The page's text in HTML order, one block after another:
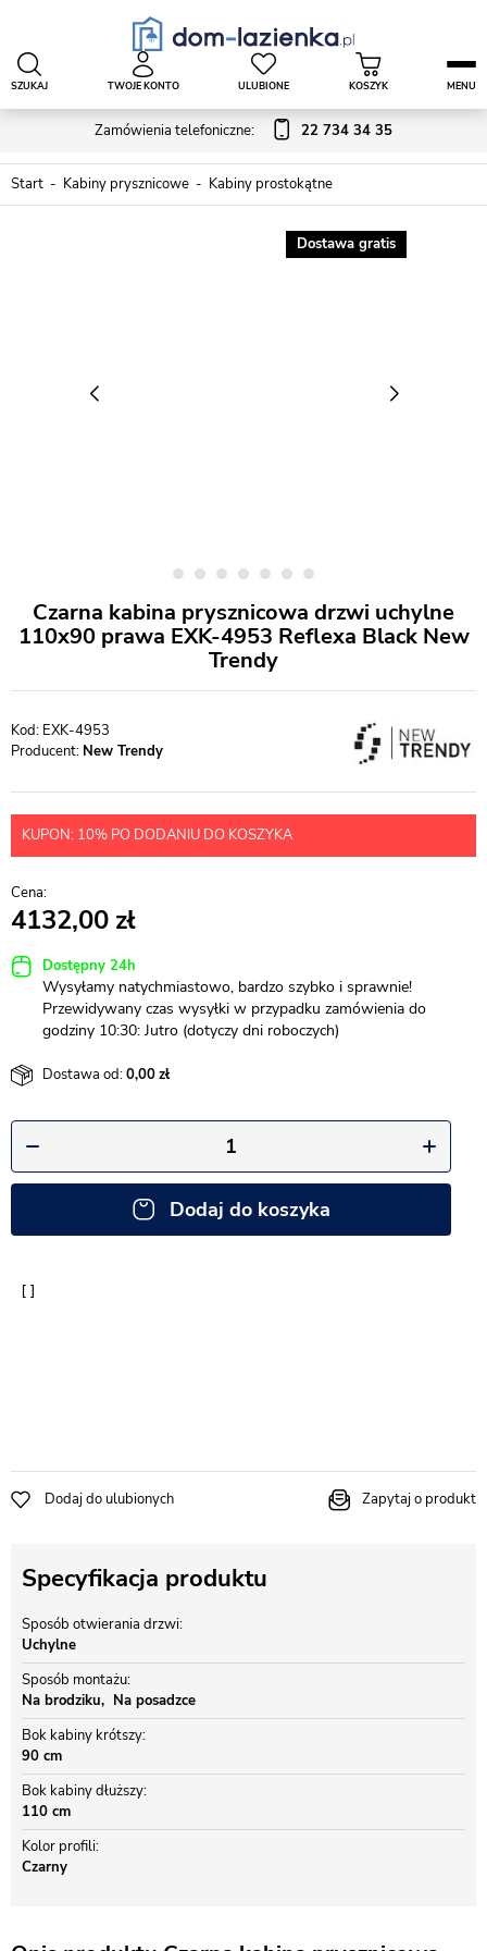
Zamówienia telefoniczne: 22 734 34 35
SZUKAJ TWOJE KONTO ULUBIONE KOSZYK MENU
Start Kabiny prysznicowe Kabiny prostokątne
Dostawa gratis
Czarna kabina prysznicowa drzwi uchylne
110x90 prawa EXK-4953 Reflexa Black New
Trendy
EXK-4953
Producent: New Trendy
KUPON: 10% PO DODANIU DO KOSZYKA
4132,00
Dostępny 24h
Wysyłamy natychmiastowo, bardzo szybko i sprawnie!
Przewidywany czas wysyłki w przypadku zamówienia do
godziny 10:30: Jutro (dotyczy dni roboczych)
Dostawa od:0,00
Dodaj do koszyka
Dodaj do ulubionych Zapytaj o produkt
Specyfikacja produktu
Sposób otwierania drzwi
Uchylne
Sposób montażu
Na brodziku
Na posadzce
Bok kabiny krótszy
90 cm
Bok kabiny dłuższy
110 cm
Kolor profili
Czarny